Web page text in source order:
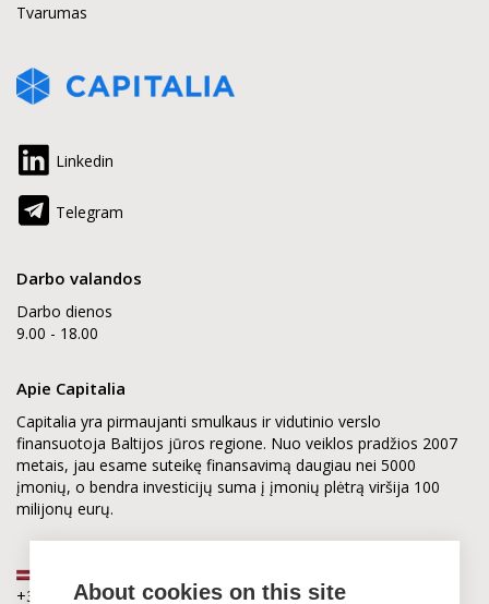
About cookies on this site
Tvarumas
Linkedin
Telegram
Darbo valandos
Darbo dienos
9.00 - 18.00
Apie Capitalia
Capitalia yra pirmaujanti smulkaus ir vidutinio verslo
finansuotoja Baltijos jūros regione. Nuo veiklos pradžios 2007
metais, jau esame suteikę finansavimą daugiau nei 5000
įmonių, o bendra investicijų suma į įmonių plėtrą viršija 100
milijonų eurų.
+371 2880 0880